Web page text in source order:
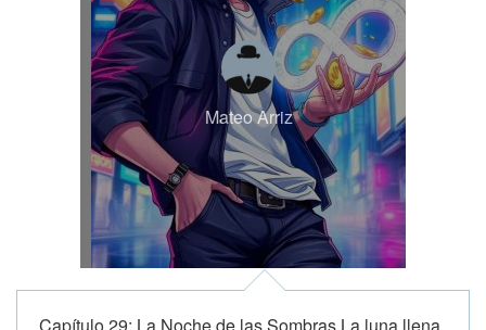
Mateo Arriz